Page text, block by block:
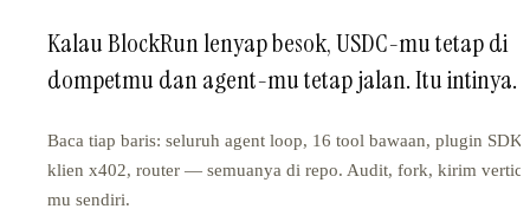
Kalau BlockRun lenyap besok, USDC-mu tetap di
dompetmu dan agent-mu tetap jalan. Itu intinya.
Baca tiap baris: seluruh agent loop, 16 tool bawaan, plugin SDK,
klien x402, router — semuanya di repo. Audit, fork, kirim
mu sendiri.